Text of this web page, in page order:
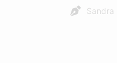
Sandra